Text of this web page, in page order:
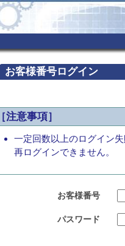
お客様番号ログイン
［注意事項］
一定回数以上のログイン
再ログインできません。
お客様番号
パスワード